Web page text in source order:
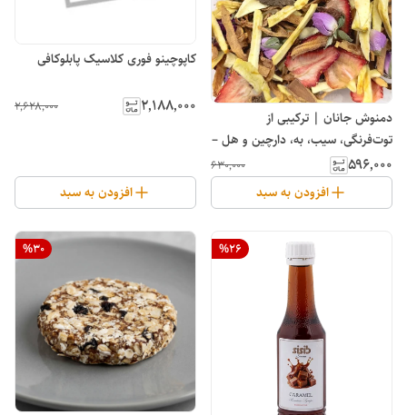
دمنوش جانان | ترکیبی از
توت‌فرنگی، سیب، به، دارچین و هل –
آرامش‌بخش و سرشار از آنتی‌اکسیدان
۵۹۶٬۰۰۰ ۶۳۰٬۰۰۰
افزودن به سبد
کاپوچینو فوری کلاسیک پابلوکافی
۲٬۱۸۸٬۰۰۰ ۲٬۶۲۸٬۰۰۰
افزودن به سبد
%26
%30